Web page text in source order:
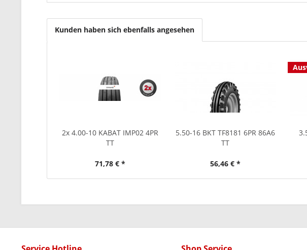
Kunden haben sich ebenfalls angesehen
2x 4.00-10 KABAT IMP02 4PR
TT
71,78 € *
5.50-16 BKT TF8181 6PR 86A6
TT
56,46 € *